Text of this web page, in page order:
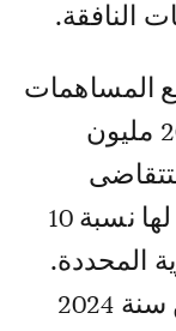
النافقة.
المساهمات
المالية لفائدة « كازا بيئة » من 20 مليون
ستتقاضى
الشركة مقابل المهام الموكولة لها نسبة 10
المحددة.
علما أن هذه الاتفاقية ستبدأ من سنة 2024